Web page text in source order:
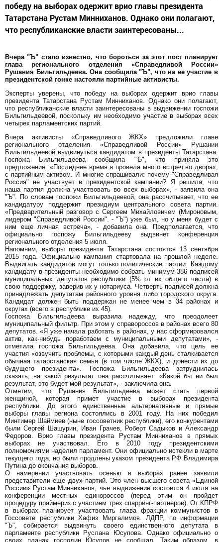
победу на выборах одержит врио главы президента
Татарстана Рустам Минниханов. Однако они полагают,
что республиканские власти заинтересованы...
Вчера "Ъ" стало известно, что бороться за этот пост планирует
глава регионального отделения «Справедливой России»
Рушания Бильгильдеева. Она сообщила "Ъ", что на ее участие в
президентской гонке настояли партийные активисты.
Эксперты уверены, что победу на выборах одержит врио главы
президента Татарстана Рустам Минниханов. Однако они полагают,
что республиканские власти заинтересованы в выдвижении госпожи
Бильгильдеевой, поскольку им необходимо участие в выборах всех
четырех парламентских партий.
Вчера активисты «Справедливого ЖКХ» предложили главе
регионального отделения «Справедливой России» Рушании
Бильгильдеевой выдвинуться кандидатом в президенты Татарстана.
Госпожа Бильгильдеева сообщила "Ъ", что приняла это
предложение. «Последнее время я провела много встреч во дворах,
с партийным активом. И многие спрашивали: почему "Справедливая
Россия" не участвует в президентской кампании? Я решила, что
наша партия должна участвовать во всех выборах», - заявила она
"Ъ". По словам госпожи Бильгильдеевой, она рассчитывает, что ее
кандидатуру поддержит президиум центрального совета партии.
«Предварительный разговор с Сергеем Михайловичем (Мироновым,
лидером "Справедливой России". - "Ъ") уже был, но у меня будет с
ним еще личная встреча», - добавила она. Предполагается, что
официально госпожу Бильгильдееву выдвинет конференция
регионального отделения 5 июля.
Напомним, выборы президента Татарстана состоятся 13 сентября
2015 года. Официально кампания стартовала на прошлой неделе.
Выдвигать кандидатов могут только политические партии. Каждому
кандидату в президенты необходимо собрать минимум 386 подписей
муниципальных депутатов республики (5% от их общего числа) в
свою поддержку, заверив их у нотариуса. Четверть подписей должна
принадлежать депутатам районного уровня либо городского округа.
Кандидат должен быть поддержан не менее чем в 34 районах и
округах (всего в республике их 45).
Госпожа Бильгильдеева выразила надежду, что преодолеет
муниципальный фильтр. При этом у справороссов в районах всего 80
депутатов. «Я уже начала работать в районах, у нас сформировался
актив, как-нибудь поработаем с муниципальными депутатами», -
отметила госпожа Бильгильдеева. Она добавила, что цель ее
участия «озвучить проблемы, с которыми каждый день сталкивается
обычная татарстанская семья (в том числе ЖКХ), и донести их до
будущего президента». Госпожа Бильгильдеева затруднилась
сказать, на какой результат она рассчитывает. «Какой бы ни был
результат, это будет мой результат», - заключила она.
Отметим, что Рушания Бильгильдеева может стать первой
женщиной, которая примет участие в выборах президента
республики. До этого единственные альтернативные и прямые
выборы главы региона состоялись в 2001 году. На них победил
Минтимер Шаймиев (ныне госсоветник республики), его конкурентами
были Сергей Шашурин, Иван Грачев, Роберт Садыков и Александр
Федоров. Врио главы президента Рустам Минниханов в прямых
выборах не участвовал. Его в 2010 году президентскими
полномочиями наделил парламент. Они официально истекли в марте
текущего года, но были продлены указом президента РФ Владимира
Путина до окончания выборов.
О намерении участвовать осенью в выборах ранее заявили
представители еще двух партий. Это член высшего совета «Единой
России» Рустам Минниханов, чье выдвижение состоится 4 июля на
конференции местных единороссов (перед этим он пройдет
процедуру праймериз с участием трех спарринг-партнеров). От КПРФ
в выборах планирует участвовать глава фракции коммунистов в
Госсовете республики Хафиз Миргалимов. ЛДПР, по информации
"Ъ", собирается выдвинуть своего единственного депутата в
парламенте республики Руслана Юсупова. Однако официально о
своих планах господин Юсупов не сообщал. Таким образом, в